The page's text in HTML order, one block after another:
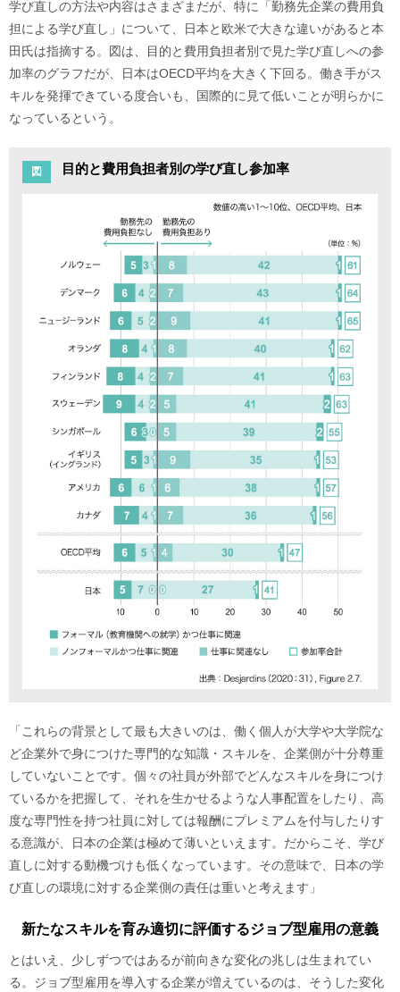
学び直しの方法や内容はさまざまだが、特に「勤務先企業の費用負
担による学び直し」について、日本と欧米で大きな違いがあると本
田氏は指摘する。図は、目的と費用負担者別で見た学び直しへの参
加率のグラフだが、日本はOECD平均を大きく下回る。働き手がス
キルを発揮できている度合いも、国際的に見て低いことが明らかに
なっているという。
図 目的と費用負担者別の学び直し参加率
「これらの背景として最も大きいのは、働く個人が大学や大学院な
ど企業外で身につけた専門的な知識・スキルを、企業側が十分尊重
していないことです。個々の社員が外部でどんなスキルを身につけ
ているかを把握して、それを生かせるような人事配置をしたり、高
度な専門性を持つ社員に対しては報酬にプレミアムを付与したりす
る意識が、日本の企業は極めて薄いといえます。だからこそ、学び
直しに対する動機づけも低くなっています。その意味で、日本の学
び直しの環境に対する企業側の責任は重いと考えます」
新たなスキルを育み適切に評価するジョブ型雇用の意義
とはいえ、少しずつではあるが前向きな変化の兆しは生まれてい
る。ジョブ型雇用を導入する企業が増えているのは、そうした変化